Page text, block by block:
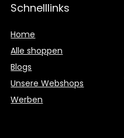
Schnelllinks
Home
Alle shoppen
Blogs
Unsere Webshops
Werben